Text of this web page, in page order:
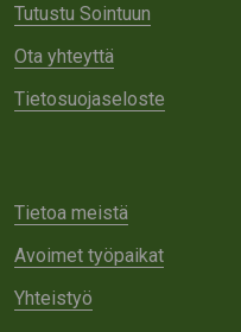
Tutustu Sointuun
Ota yhteyttä
Tietosuojaseloste
Tietoa meistä
Avoimet työpaikat
Yhteistyö